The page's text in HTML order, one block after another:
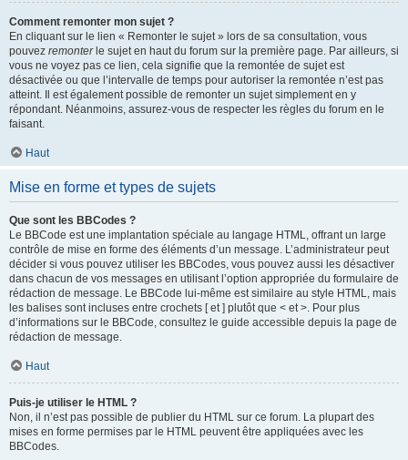
Comment remonter mon sujet ?
En cliquant sur le lien « Remonter le sujet » lors de sa consultation, vous
pouvez remonterle sujet en haut du forum sur la première page. Par ailleurs, si
vous ne voyez pas ce lien, cela signifie que la remontée de sujet est
désactivée ou que l’intervalle de temps pour autoriser la remontée n’est pas
atteint. Il est également possible de remonter un sujet simplement en y
répondant. Néanmoins, assurez-vous de respecter les règles du forum en le
faisant.
Haut
Mise en forme et types de sujets
Que sont les BBCodes ?
Le BBCode est une implantation spéciale au langage HTML, offrant un large
contrôle de mise en forme des éléments d’un message. L’administrateur peut
décider si vous pouvez utiliser les BBCodes, vous pouvez aussi les désactiver
dans chacun de vos messages en utilisant l’option appropriée du formulaire de
rédaction de message. Le BBCode lui-même est similaire au style HTML, mais
les balises sont incluses entre crochets [ et ] plutôt que < et >. Pour plus
d’informations sur le BBCode, consultez le guide accessible depuis la page de
rédaction de message.
Haut
Puis-je utiliser le HTML ?
Non, il n’est pas possible de publier du HTML sur ce forum. La plupart des
mises en forme permises par le HTML peuvent être appliquées avec les
BBCodes.